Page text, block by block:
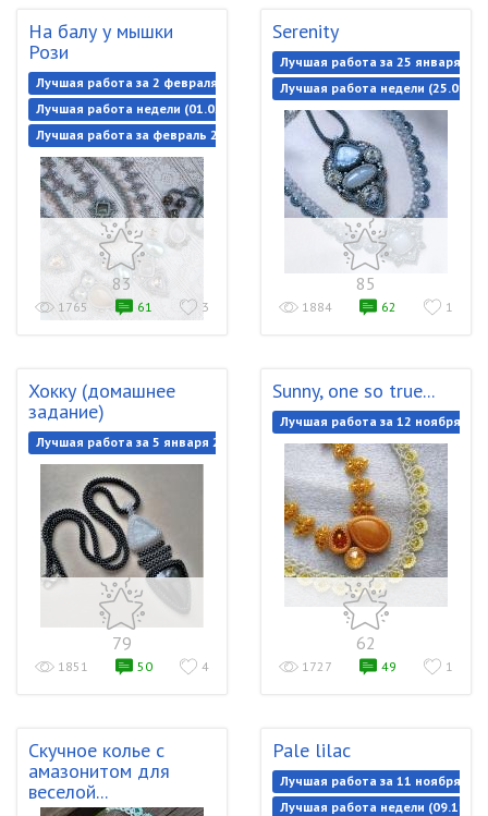
На балу у мышки
Рози
Лучшая работа за 2 февраля 2021
Лучшая работа недели (01.02.2021-08.02.2021)
Лучшая работа за февраль 2021
83
1765 61 3
Serenity
Лучшая работа за 25 января
Лучшая работа недели
85
1884 62 1
Хокку (домашнее
задание)
Лучшая работа за 5 января 2021
79
1851 50 4
Sunny, one so true...
Лучшая работа за 12 ноября
62
1727 49 1
Скучное колье с
амазонитом для
веселой...
Pale lilac
Лучшая работа за 11 ноября
Лучшая работа недели